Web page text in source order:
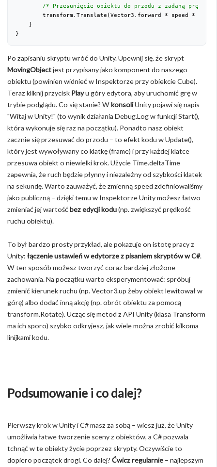
/* Przesunięcie obiektu do przodu z zadaną
transform.Translate(Vector3.forward * speed *
    }
}
Po zapisaniu skryptu wróć do Unity. Upewnij się, że skrypt
MovingObjectjest przypisany jako komponent do naszego
obiektu (powinien widnieć w Inspektorze przy obiekcie Cube).
Teraz kliknij przycisk Playu góry edytora, aby uruchomić grę w
trybie podglądu. Co się stanie? WkonsoliUnity pojawi się napis
"Witaj w Unity!" (to wynik działania Debug.Log w funkcji Start(),
która wykonuje się raz na początku). Ponadto nasz obiekt
zacznie się przesuwać do przodu – to efekt kodu w Update(),
który jest wywoływany co klatkę (frame) i przy każdej klatce
przesuwa obiekt o niewielki krok. Użycie Time.deltaTime
zapewnia, że ruch będzie płynny i niezależny od szybkości klatek
na sekundę. Warto zauważyć, że zmienną speed zdefiniowaliśmy
jako publiczną – dzięki temu w Inspektorze Unity możesz łatwo
zmieniać jej wartość bez edycji kodu(np. zwiększyć prędkość
ruchu obiektu).
To był bardzo prosty przykład, ale pokazuje on istotę pracy z
Unity: łączenie ustawień w edytorze z pisaniem skryptów w C#.
W ten sposób możesz tworzyć coraz bardziej złożone
zachowania. Na początku warto eksperymentować: spróbuj
zmienić kierunek ruchu (np. Vector3.up żeby obiekt lewitował w
górę) albo dodać inną akcję (np. obrót obiektu za pomocą
transform.Rotate). Ucząc się metod z API Unity (klasa Transform
ma ich sporo) szybko odkryjesz, jak wiele można zrobić kilkoma
linijkami kodu.
Podsumowanie i co dalej?
Pierwszy krok w Unity i C# masz za sobą – wiesz już, że Unity
umożliwia łatwe tworzenie sceny z obiektów, a C# pozwala
tchnąć w te obiekty życie poprzez skrypty. Oczywiście to
dopiero początek drogi. Co dalej? Ćwicz regularnie – najlepszym